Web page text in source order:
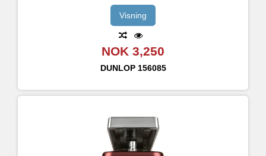
Visning
NOK 3,250
DUNLOP 156085